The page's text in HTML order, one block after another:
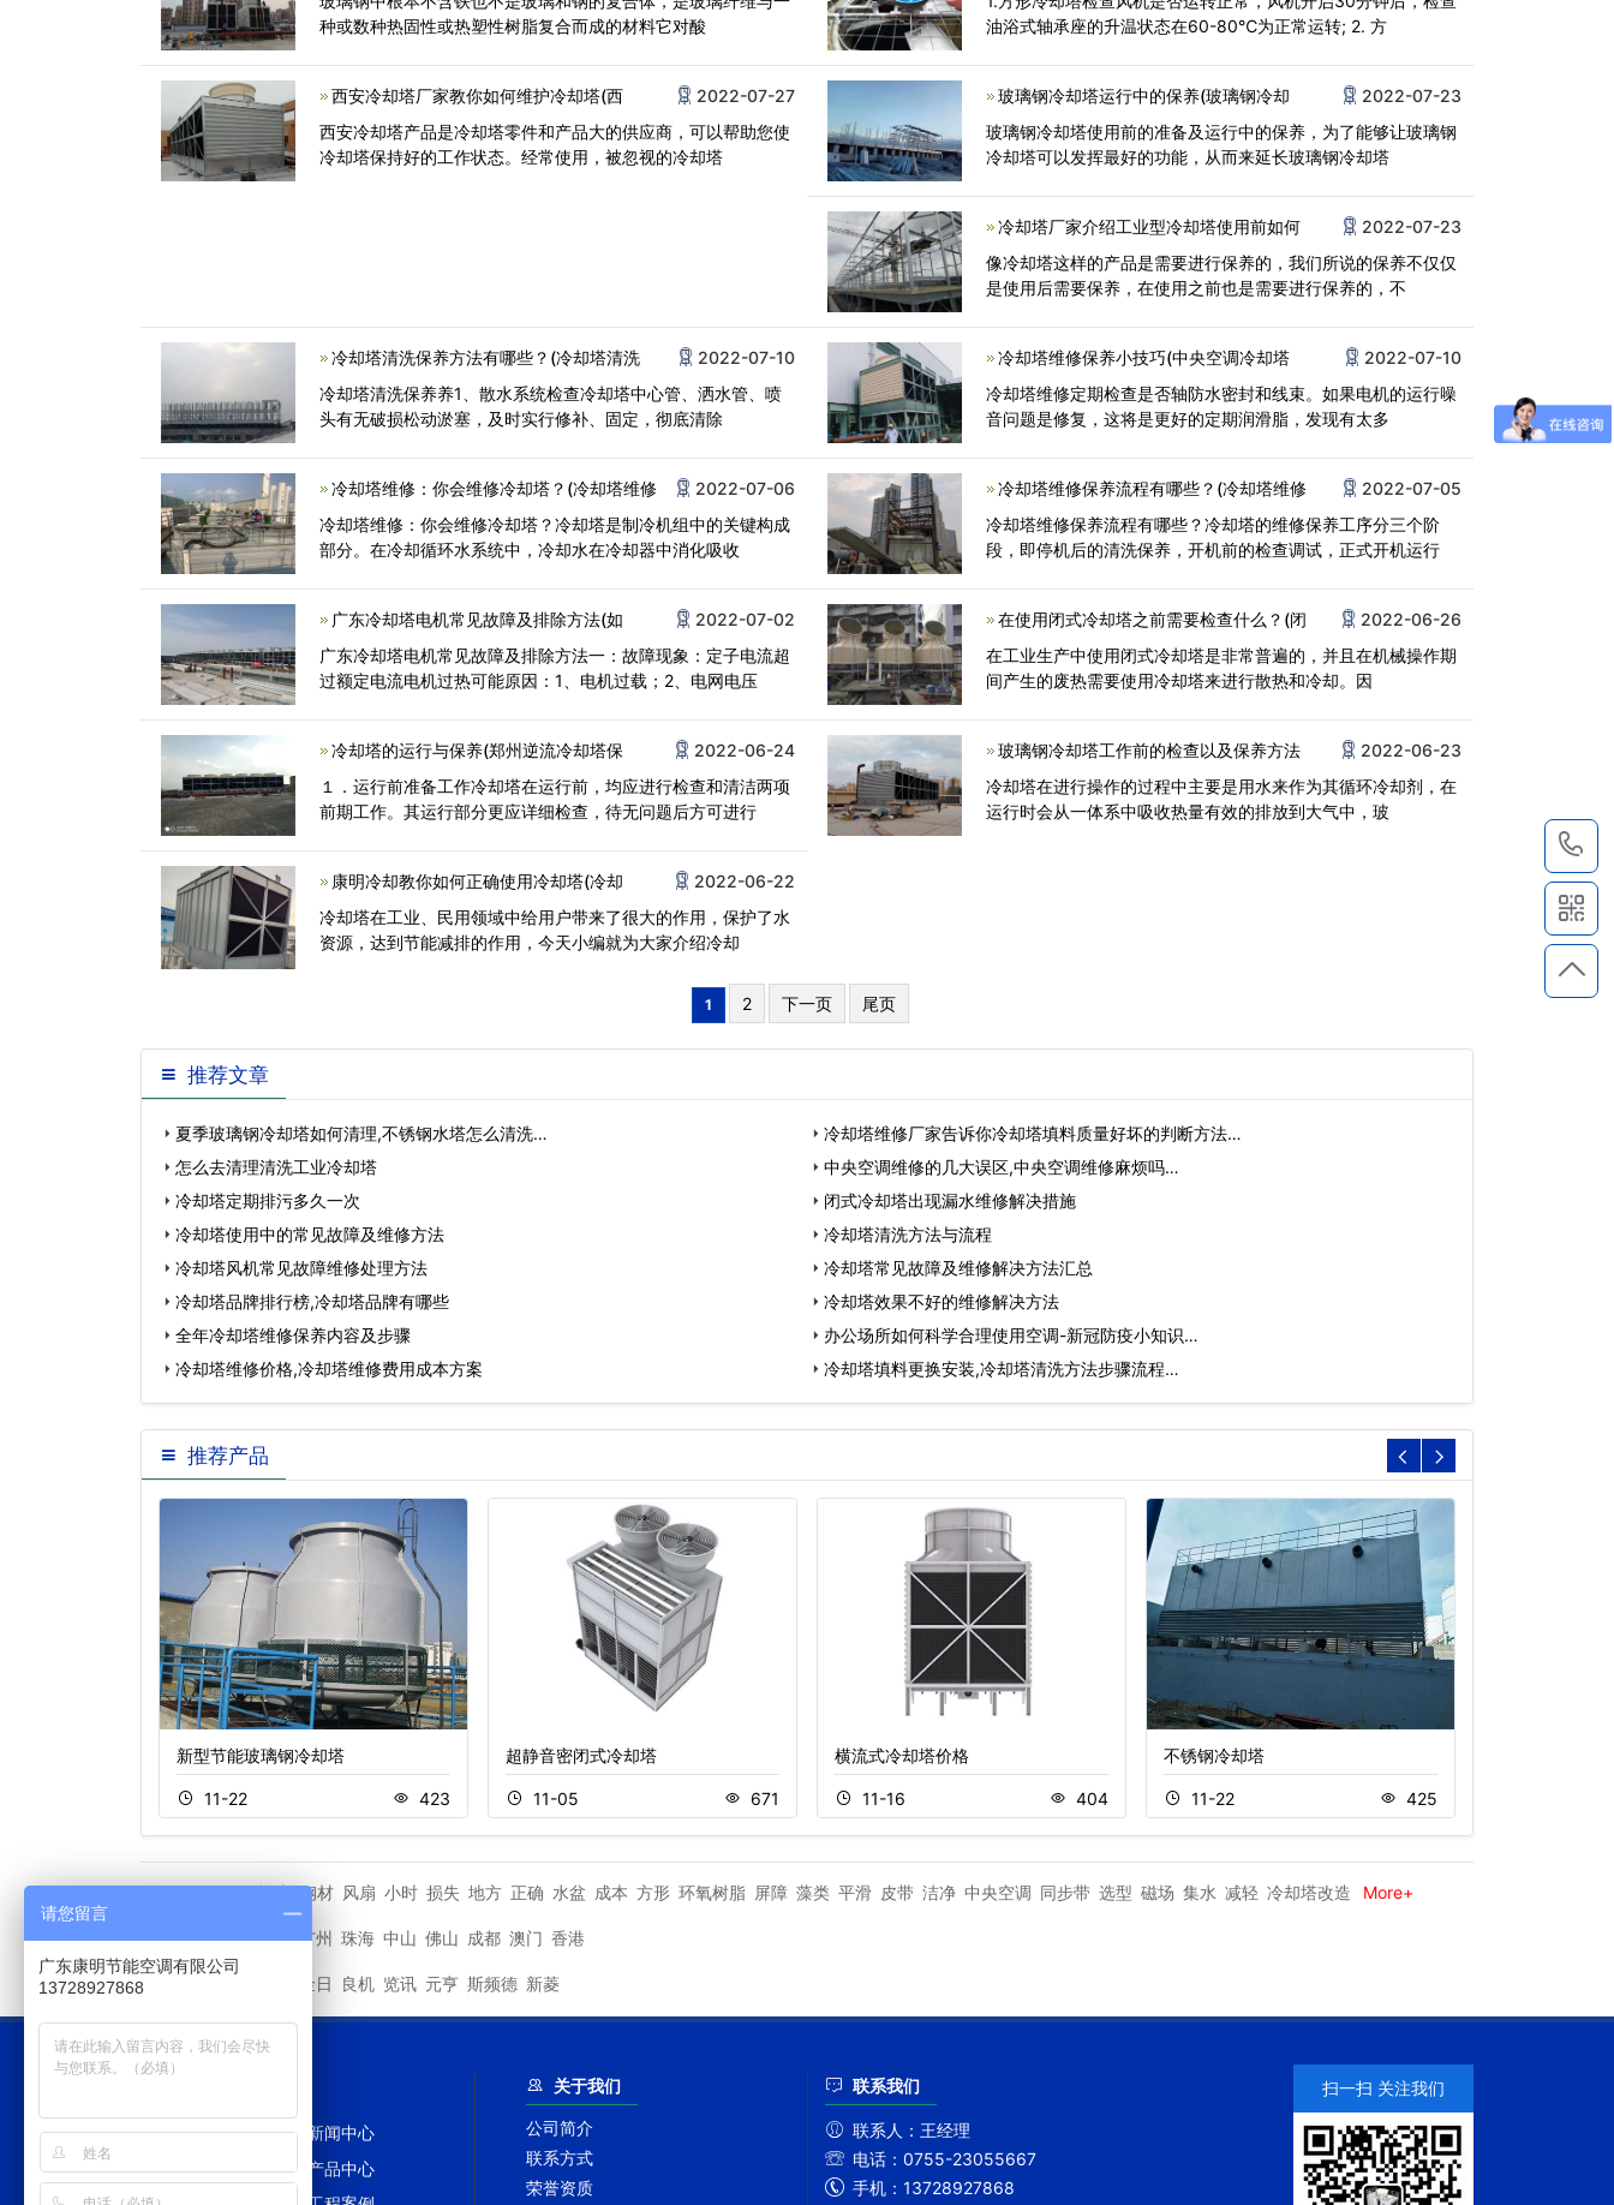
种或数种热固性或热塑性树脂复合而成的材料它对酸
油浴式轴承座的升温状态在60-80℃为正常运转; 2. 方
西安冷却塔厂家教你如何维护冷却塔(西
2022-07-27
西安冷却塔产品是冷却塔零件和产品大的供应商，可以帮助您使
冷却塔保持好的工作状态。经常使用，被忽视的冷却塔
玻璃钢冷却塔运行中的保养(玻璃钢冷却
2022-07-23
玻璃钢冷却塔使用前的准备及运行中的保养，为了能够让玻璃钢
冷却塔可以发挥最好的功能，从而来延长玻璃钢冷却塔
冷却塔厂家介绍工业型冷却塔使用前如何
2022-07-23
像冷却塔这样的产品是需要进行保养的，我们所说的保养不仅仅
是使用后需要保养，在使用之前也是需要进行保养的，不
冷却塔清洗保养方法有哪些？(冷却塔清洗
2022-07-10
冷却塔清洗保养养1、散水系统检查冷却塔中心管、洒水管、喷
头有无破损松动淤塞，及时实行修补、固定，彻底清除
冷却塔维修保养小技巧(中央空调冷却塔
2022-07-10
冷却塔维修定期检查是否轴防水密封和线束。如果电机的运行噪
音问题是修复，这将是更好的定期润滑脂，发现有太多
冷却塔维修：你会维修冷却塔？(冷却塔维修
2022-07-06
冷却塔维修：你会维修冷却塔？冷却塔是制冷机组中的关键构成
部分。在冷却循环水系统中，冷却水在冷却器中消化吸收
冷却塔维修保养流程有哪些？(冷却塔维修
2022-07-05
冷却塔维修保养流程有哪些？冷却塔的维修保养工序分三个阶
段，即停机后的清洗保养，开机前的检查调试，正式开机运行
广东冷却塔电机常见故障及排除方法(如
2022-07-02
广东冷却塔电机常见故障及排除方法一：故障现象：定子电流超
过额定电流电机过热可能原因：1、电机过载；2、电网电压
在使用闭式冷却塔之前需要检查什么？(闭
2022-06-26
在工业生产中使用闭式冷却塔是非常普遍的，并且在机械操作期
间产生的废热需要使用冷却塔来进行散热和冷却。因
冷却塔的运行与保养(郑州逆流冷却塔保
2022-06-24
１．运行前准备工作冷却塔在运行前，均应进行检查和清洁两项
前期工作。其运行部分更应详细检查，待无问题后方可进行
玻璃钢冷却塔工作前的检查以及保养方法
2022-06-23
冷却塔在进行操作的过程中主要是用水来作为其循环冷却剂，在
运行时会从一体系中吸收热量有效的排放到大气中，玻
康明冷却教你如何正确使用冷却塔(冷却
2022-06-22
冷却塔在工业、民用领域中给用户带来了很大的作用，保护了水
资源，达到节能减排的作用，今天小编就为大家介绍冷却
1 2 下一页 尾页
推荐文章
夏季玻璃钢冷却塔如何清理,不锈钢水塔怎么清洗…
冷却塔维修厂家告诉你冷却塔填料质量好坏的判断方法…
怎么去清理清洗工业冷却塔
中央空调维修的几大误区,中央空调维修麻烦吗…
冷却塔定期排污多久一次
闭式冷却塔出现漏水维修解决措施
冷却塔使用中的常见故障及维修方法
冷却塔清洗方法与流程
冷却塔风机常见故障维修处理方法
冷却塔常见故障及维修解决方法汇总
冷却塔品牌排行榜,冷却塔品牌有哪些
冷却塔效果不好的维修解决方法
全年冷却塔维修保养内容及步骤
办公场所如何科学合理使用空调-新冠防疫小知识…
冷却塔维修价格,冷却塔维修费用成本方案
冷却塔填料更换安装,冷却塔清洗方法步骤流程…
推荐产品
新型节能玻璃钢冷却塔
11-22 423
超静音密闭式冷却塔
11-05 671
横流式冷却塔价格
11-16 404
不锈钢冷却塔
11-22 425
恰当 钢材 风扇 小时 损失 地方 正确 水盆 成本 方形 环氧树脂 屏障 藻类 平滑 皮带 洁净 中央空调 同步带 选型 磁场 集水 减轻 冷却塔改造 More+
其他城市 深圳 广州 珠海 中山 佛山 成都 澳门 香港
金日 良机 览讯 元亨 斯频德 新菱
网站首页
新闻中心
冷却塔百科
产品中心
关于我们
公司简介
联系方式
荣誉资质
联系我们
联系人： 王经理
电话： 0755-23055667
手机： 13728927868
扫一扫 关注我们
请您留言
广东康明节能空调有限公司
13728927868